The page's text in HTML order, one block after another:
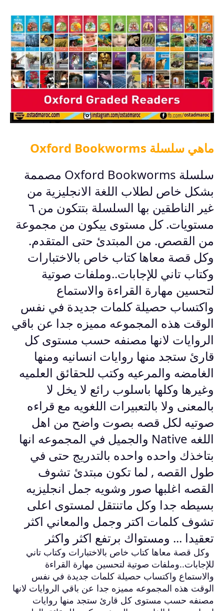
ماهي سلسلة Oxford Bookworms
سلسلة Oxford Bookworms مصممة
بشكل خاص لطلاب اللغة الانجليزية من
غير الناطقين بها السلسلة بتتكون من ٦
مستويات. كل مستوى ييكون من مجموعة
من القصص. من المبتدئ حتى المتقدم.
وكل قصة معاها كتاب خاص بالاختبارات
وكتاب تاني للإجابات..وملفات صوتية
لتحسين مهارة القراءة والاستماع
واكتساب حصيلة كلمات جديدة في نفس
الوقت هذه المجموعه مميزه جدا عن باقي
الروايات لانها مصنفه حسب مستوى كل
قارئ ستجد منها روايات انسانيه ومنها
الغامضه والمرعيه وكتب للحقائق العلميه
وغيرها وكلها باسلوب رائع لا يخل لا
بالمعنى ولا بالتعبيرات اللغويه مع قراءه
صوتيه لكل قصه بصوت واضح من اهل
اللغه Native والجميل في المجموعه انها
بتاخذك واحده واحده بالتدريج حتى في
طول القصه , لما تكون مبتدئ تشوف
القصه اغلبها صور وشويه جمل انجليزيه
بسيطه جدا وكل ماتنتقل لمستوى اعلى
تشوف كلمات اكتر وجمل والمعاني اكثر
تعقيدا ... ومستواك برتفع اكثر واكثر
وكل قصة معاها كتاب خاص بالاختبارات وكتاب تاني
للإجابات..وملفات صوتية لتحسين مهارة القراءة
والاستماع واكتساب حصيلة كلمات جديدة في نفس
الوقت هذه المجموعه مميزه جدا عن باقي الروايات لانها
مصنفه حسب مستوى كل قارئ ستجد منها روايات